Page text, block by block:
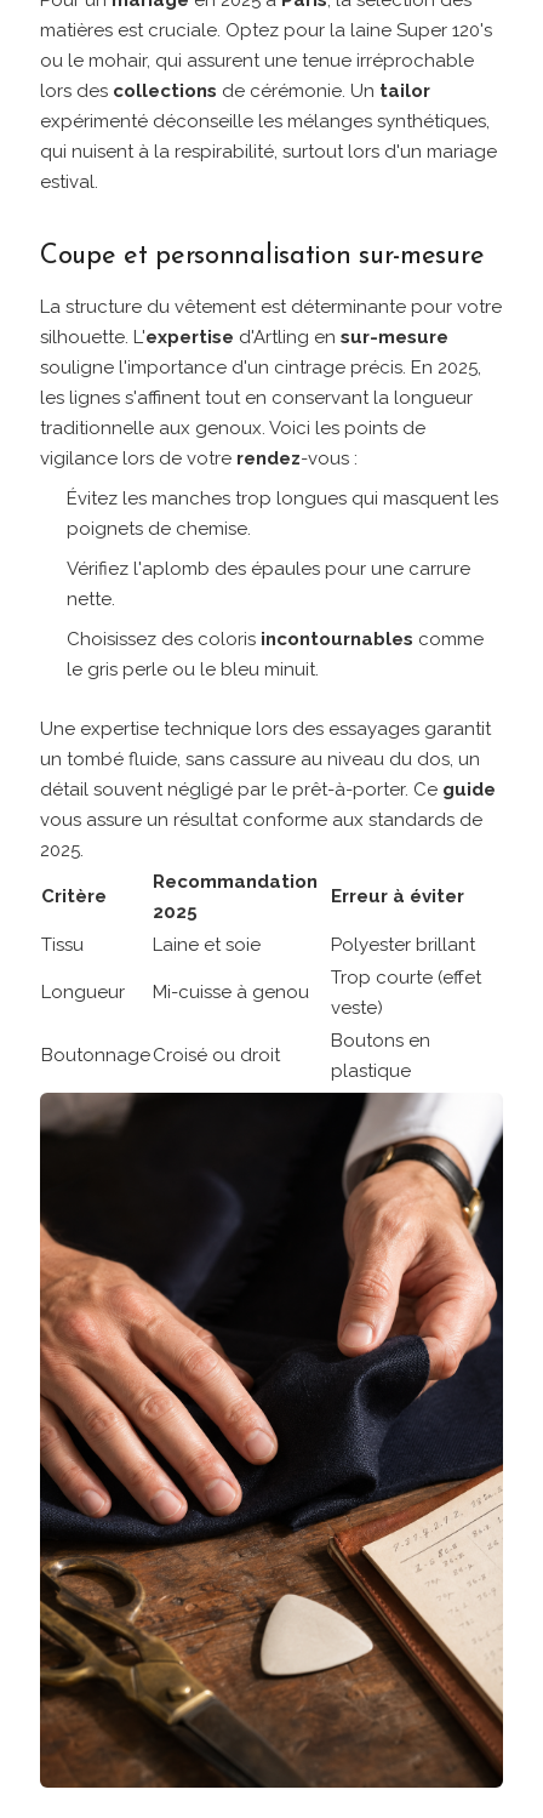
matières est cruciale. Optez pour la laine Super 120's
ou le mohair, qui assurent une tenue irréprochable
lors des collections de cérémonie. Un tailor
expérimenté déconseille les mélanges synthétiques,
qui nuisent à la respirabilité, surtout lors d'un mariage
estival.
Coupe et personnalisation sur-mesure
La structure du vêtement est déterminante pour votre
silhouette. L'expertise d'Artling en sur-mesure
souligne l'importance d'un cintrage précis. En 2025,
les lignes s'affinent tout en conservant la longueur
traditionnelle aux genoux. Voici les points de
vigilance lors de votre rendez-vous :
Évitez les manches trop longues qui masquent les
poignets de chemise.
Vérifiez l'aplomb des épaules pour une carrure
nette.
Choisissez des coloris incontournables comme
le gris perle ou le bleu minuit.
Une expertise technique lors des essayages garantit
un tombé fluide, sans cassure au niveau du dos, un
détail souvent négligé par le prêt-à-porter. Ce guide
vous assure un résultat conforme aux standards de
2025.
Critère
Recommandation
2025
Erreur à éviter
Tissu Laine et soie Polyester brillant
Longueur Mi-cuisse à genou
Trop courte (effet
veste)
BoutonnageCroisé ou droit
Boutons en
plastique